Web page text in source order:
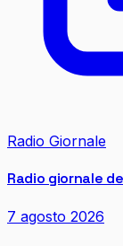
Radio Giornale
Radio giornale
7 agosto 2026